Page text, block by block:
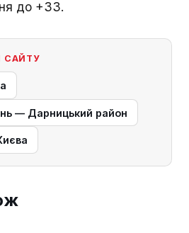
до +33.
САЙТУ
— Дарницький район